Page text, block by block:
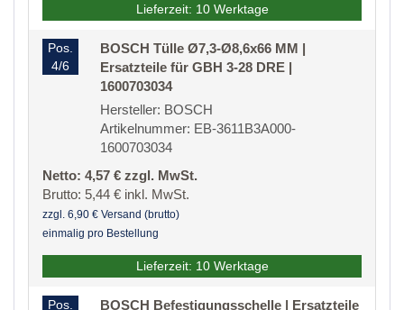
Lieferzeit: 10 Werktage
Pos.
4/6
BOSCH Tülle Ø7,3-Ø8,6x66 MM |
Ersatzteile für GBH 3-28 DRE |
1600703034
Hersteller: BOSCH
Artikelnummer: EB-3611B3A000-
1600703034
Netto: 4,57 € zzgl. MwSt.
Brutto: 5,44 € inkl. MwSt.
zzgl. 6,90 € Versand (brutto)
einmalig pro Bestellung
Lieferzeit: 10 Werktage
Pos.
BOSCH Befestigungsschelle | Ersatzteile